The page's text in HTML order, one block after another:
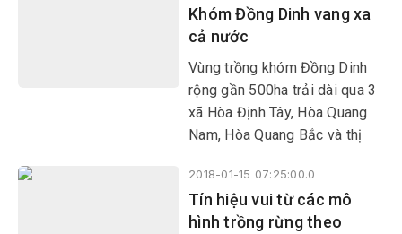
hội nghị.
Khóm Đồng Dinh vang xa
cả nước
Vùng trồng khóm Đồng Dinh
rộng gần 500ha trải dài qua 3
xã Hòa Định Tây, Hòa Quang
Nam, Hòa Quang Bắc và thị
2018-01-15 07:25:00.0
Tín hiệu vui từ các mô
hình trồng rừng theo